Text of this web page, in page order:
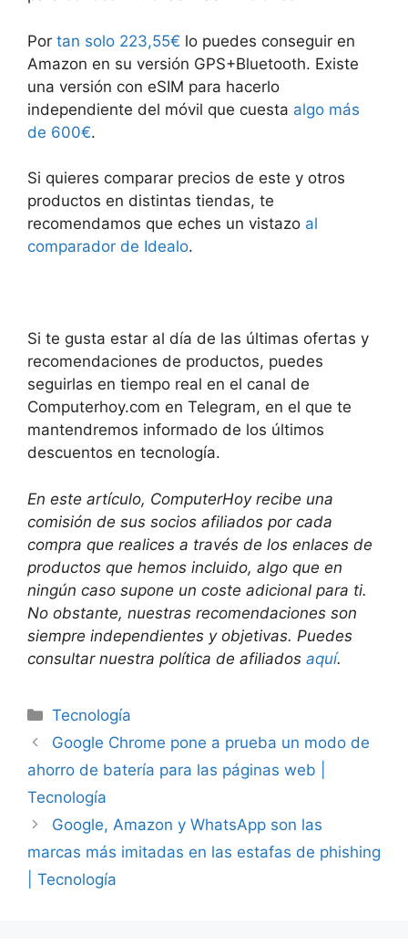
Por tan solo 223,55€ lo puedes conseguir en
Amazon en su versión GPS+Bluetooth. Existe
una versión con eSIM para hacerlo
independiente del móvil que cuesta algo más
de 600€.
Si quieres comparar precios de este y otros
productos en distintas tiendas, te
recomendamos que eches un vistazo al
comparador de Idealo.
Si te gusta estar al día de las últimas ofertas y
recomendaciones de productos, puedes
seguirlas en tiempo real en el canal de
Computerhoy.com en Telegram, en el que te
mantendremos informado de los últimos
descuentos en tecnología.
En este artículo, ComputerHoy recibe una
comisión de sus socios afiliados por cada
compra que realices a través de los enlaces de
productos que hemos incluido, algo que en
ningún caso supone un coste adicional para ti.
No obstante, nuestras recomendaciones son
siempre independientes y objetivas. Puedes
consultar nuestra política de afiliados aquí.
Categorías
Tecnología
Google Chrome pone a prueba un modo de
ahorro de batería para las páginas web |
Tecnología
Google, Amazon y WhatsApp son las
marcas más imitadas en las estafas de phishing
| Tecnología